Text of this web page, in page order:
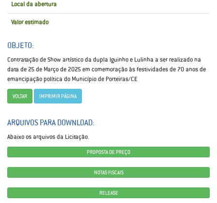
Local da abertura
Valor estimado
OBJETO:
Contratação de Show artístico da dupla Iguinho e Lulinha a ser realizado na
data de 25 de Março de 2025 em comemoração às festividades de 70 anos de
emancipação política do Município de Porteiras/CE
VOLTAR IMPRIMIR PÁGINA
ARQUIVOS PARA DOWNLOAD:
Abaixo os arquivos da Licitação.
PROPOSTA DE PREÇO
NOTAS FISCAIS
RELEASE